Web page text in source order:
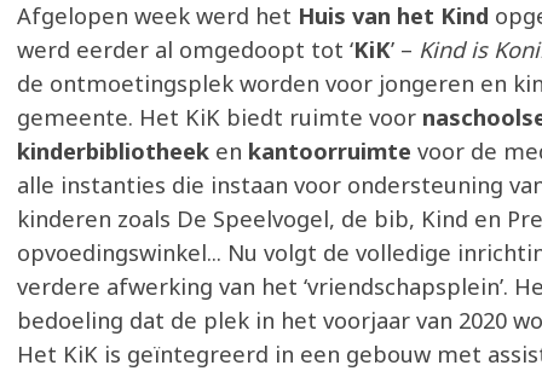
Afgelopen week werd het Huis van het Kind
werd eerder al omgedoopt tot ‘KiK’ – Kind is
de ontmoetingsplek worden voor jongeren en
gemeente. Het KiK biedt ruimte voor
kinderbibliotheek en kantoorruimte voor de
alle instanties die instaan voor ondersteuning
kinderen zoals De Speelvogel, de bib, Kind en
opvoedingswinkel... Nu volgt de volledige
verdere afwerking van het ‘vriendschapsplein’.
bedoeling dat de plek in het voorjaar van 2020
Het KiK is geïntegreerd in een gebouw met